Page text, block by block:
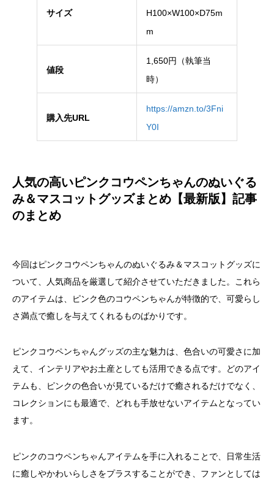
サイズ
H100×W100×D75m
m
値段
1,650円（執筆当
時）
購入先URL
https://amzn.to/3Fni
Y0I
人気の高いピンクコウペンちゃんのぬいぐる
み＆マスコットグッズまとめ【最新版】記事
のまとめ
今回はピンクコウペンちゃんのぬいぐるみ＆マスコットグッズに
ついて、人気商品を厳選して紹介させていただきました。これら
のアイテムは、ピンク色のコウペンちゃんが特徴的で、可愛らし
さ満点で癒しを与えてくれるものばかりです。
ピンクコウペンちゃんグッズの主な魅力は、色合いの可愛さに加
えて、インテリアやお土産としても活用できる点です。どのアイ
テムも、ピンクの色合いが見ているだけで癒されるだけでなく、
コレクションにも最適で、どれも手放せないアイテムとなってい
ます。
ピンクのコウペンちゃんアイテムを手に入れることで、日常生活
に癒しやかわいらしさをプラスすることができ、ファンとしては